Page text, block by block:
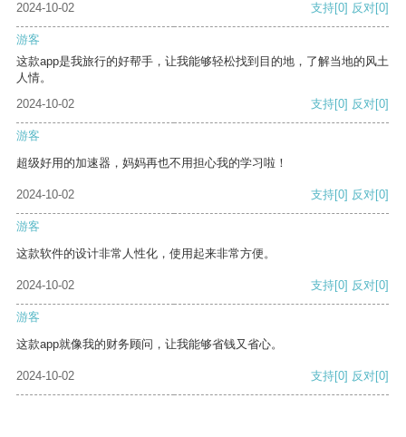
2024-10-02 支持[0] 反对[0]
游客
这款app是我旅行的好帮手，让我能够轻松找到目的地，了解当地的风土
人情。
2024-10-02
支持[0] 反对[0]
游客
超级好用的加速器，妈妈再也不用担心我的学习啦！
2024-10-02 支持[0] 反对[0]
游客
这款软件的设计非常人性化，使用起来非常方便。
2024-10-02 支持[0] 反对[0]
游客
这款app就像我的财务顾问，让我能够省钱又省心。
2024-10-02 支持[0] 反对[0]